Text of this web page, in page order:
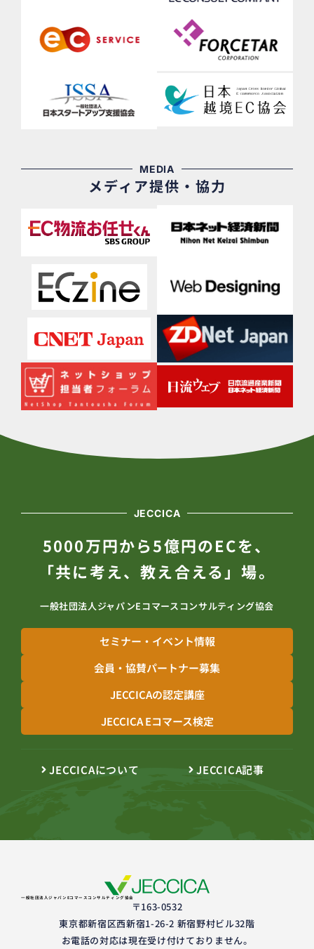
MEDIA
メディア提供・協力
JECCICA
5000万円から5億円のECを、
「共に考え、教え合える」場。
一般社団法人ジャパンEコマースコンサルティング協会
セミナー・イベント情報
会員・協賛パートナー募集
JECCICAの認定講座
JECCICA Eコマース検定
JECCICAについて JECCICA記事
一般社団法人ジャパンEコマースコンサルティング協会
〒163-0532
東京都新宿区西新宿1-26-2 新宿野村ビル32階
お電話の対応は現在受け付けておりません。